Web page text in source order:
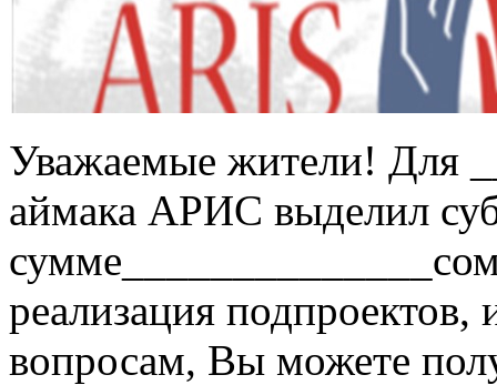
Уважаемые жители! Для
аймака АРИС выделил
реализация
вопросам, Вы можете